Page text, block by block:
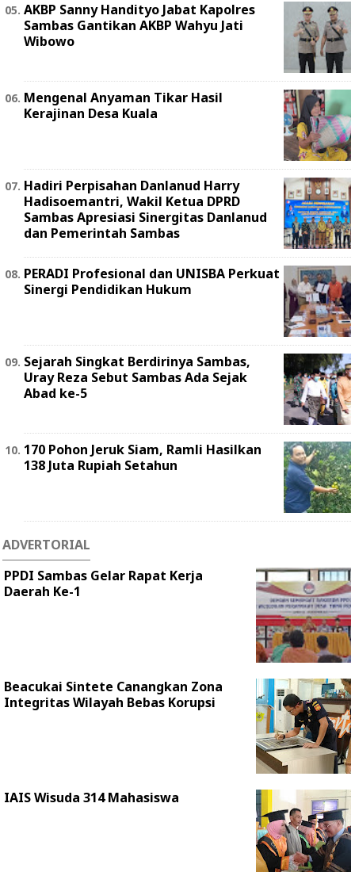
AKBP Sanny Handityo Jabat Kapolres
Sambas Gantikan AKBP Wahyu Jati
Wibowo
Mengenal Anyaman Tikar Hasil
Kerajinan Desa Kuala
Hadiri Perpisahan Danlanud Harry
Hadisoemantri, Wakil Ketua DPRD
Sambas Apresiasi Sinergitas Danlanud
dan Pemerintah Sambas
PERADI Profesional dan UNISBA Perkuat
Sinergi Pendidikan Hukum
Sejarah Singkat Berdirinya Sambas,
Uray Reza Sebut Sambas Ada Sejak
Abad ke-5
170 Pohon Jeruk Siam, Ramli Hasilkan
138 Juta Rupiah Setahun
ADVERTORIAL
PPDI Sambas Gelar Rapat Kerja
Daerah Ke-1
Beacukai Sintete Canangkan Zona
Integritas Wilayah Bebas Korupsi
IAIS Wisuda 314 Mahasiswa